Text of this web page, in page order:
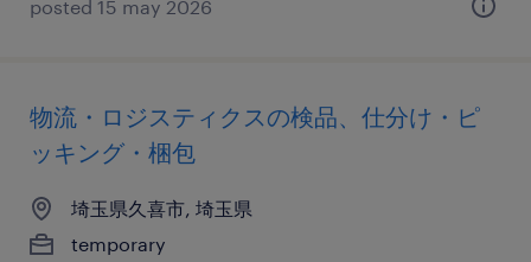
posted 15 may 2026
物流・ロジスティクスの検品、仕分け・ピ
ッキング・梱包
埼玉県久喜市, 埼玉県
temporary